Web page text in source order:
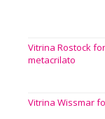
Vitrina Rostock
metacrilato
Vitrina Wissmar